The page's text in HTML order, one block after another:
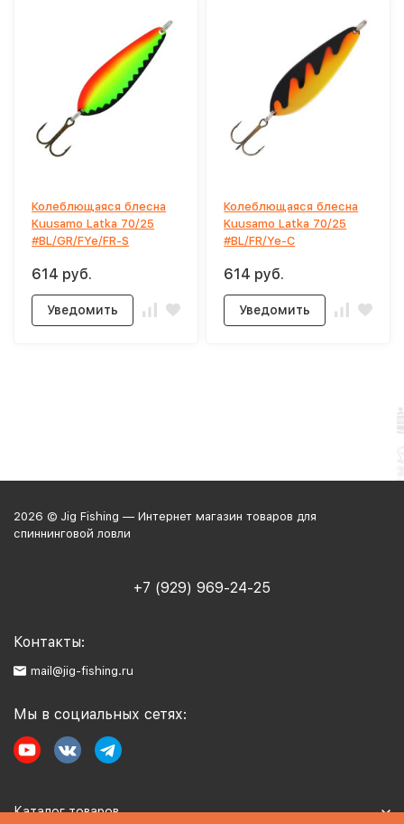
Колеблющаяся блесна
Kuusamo Latka 70/25
#BL/GR/FYe/FR-S
614 руб.
Уведомить
Колеблющаяся блесна
Kuusamo Latka 70/25
#BL/FR/Ye-C
614 руб.
Уведомить
2026 © Jig Fishing — Интернет магазин товаров для
спиннинговой ловли
+7 (929) 969-24-25
Контакты:
mail@jig-fishing.ru
Мы в социальных сетях:
Каталог товаров